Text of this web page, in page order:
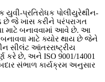
પ્રતિરોધક પોલીયુરેથીન-
છે જે ખાસ કરીને પરંપરાગત
માટે બનાવવામાં આવે છે. આ
માટે ક્યોર થાય છે જેને
સીલંટ આંતરરાષ્ટ્રીય
કરે છે, અને ISO 9001/14001
સંભાળ કાર્યક્રમ અનુસાર